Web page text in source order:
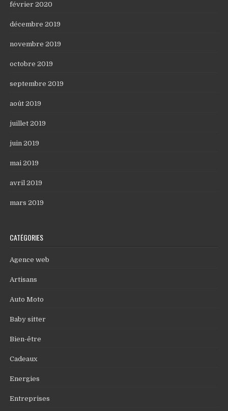
février 2020
décembre 2019
novembre 2019
octobre 2019
septembre 2019
août 2019
juillet 2019
juin 2019
mai 2019
avril 2019
mars 2019
CATÉGORIES
Agence web
Artisans
Auto Moto
Baby sitter
Bien-être
Cadeaux
Energies
Entreprises